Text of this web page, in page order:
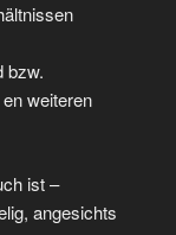
bzw.
weiteren
ist –
angesichts